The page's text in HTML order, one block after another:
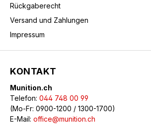
Rückgaberecht
Versand und Zahlungen
Impressum
KONTAKT
Munition.ch
Telefon: 044 748 00 99
(Mo-Fr: 0900-1200 / 1300-1700)
E-Mail: office@munition.ch